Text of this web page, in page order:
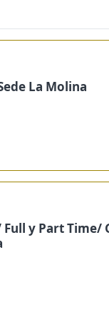
La Molina
y Part Time/